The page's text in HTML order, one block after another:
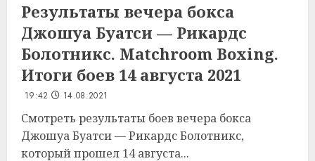
Результаты вечера бокса
Джошуа Буатси — Рикардс
Болотникс. Matchroom Boxing.
Итоги боев 14 августа 2021
19:42 14.08.2021
Смотреть результаты боев вечера бокса
Джошуа Буатси — Рикардс Болотникс,
который прошел 14 августа...